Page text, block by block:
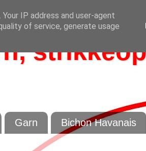
Garn Bichon Havanais
IP address and user-agent
of service, generate usage